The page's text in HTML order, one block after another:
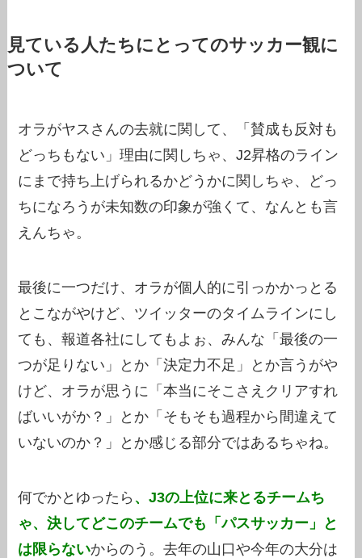
見ている人たちにとってのサッカー観に
ついて
オラがヤスさんの去就に関して、「賛成も反対も
どっちもない」理由に関しちゃ、J2昇格のライン
にまで持ち上げられるかどうかに関しちゃ、どっ
ちになろうが未知数の印象が強くて、なんとも言
えんちゃ。
最後に一つだけ、オラが個人的に引っかかっとる
とこながやけど、ツイッターのタイムラインにし
ても、報道各社にしてもよぉ、みんな「最後の一
つが足りない」とか「決定力不足」とか言うがや
けど、オラが思うに「本当にそこさえクリアすれ
ばいいがか？」とか「そもそも過程から間違えて
いないのか？」とか感じる部分ではあるちゃね。
何でかとゆったら 、J3の上位に来とるチームち
ゃ、決してどこのチームでも「パスサッカー」と
は限らないからのう。去年の山口や今年の大分は